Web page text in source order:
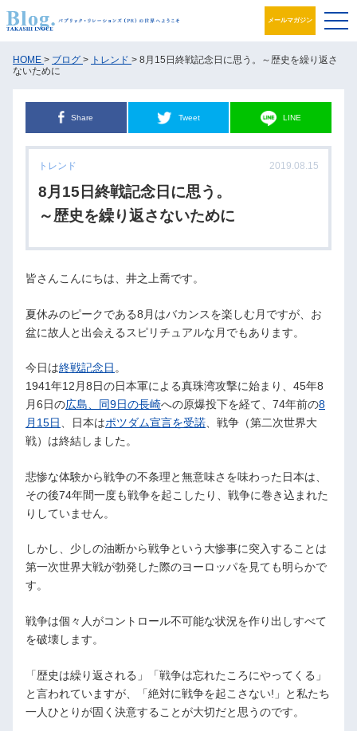
メールマガジン
ブログ
パブリック・リレーションズとは
アカデミック活動
井之上PRグループ
書籍
お問合せ
HOME > ブログ > トレンド > 8月15日終戦記念日に思う。～歴史を繰り返さ
ないために
Share Tweet LINE
トレンド 2019.08.15
8月15日終戦記念日に思う。
～歴史を繰り返さないために
皆さんこんにちは、井之上喬です。
夏休みのピークである8月はバカンスを楽しむ月ですが、お
盆に故人と出会えるスピリチュアルな月でもあります。
今日は終戦記念日 。
1941年12月8日の日本軍による真珠湾攻撃に始まり、45年8
月6日の広島、同9日の長崎への原爆投下を経て、74年前の8
月15日
、日本はポツダム宣言を受諾 、戦争（第二次世界大
戦）は終結しました。
悲惨な体験から戦争の不条理と無意味さを味わった日本は、
その後74年間一度も戦争を起こしたり、戦争に巻き込まれた
りしていません。
しかし、少しの油断から戦争という大惨事に突入することは
第一次世界大戦が勃発した際のヨーロッパを見ても明らかで
す。
戦争は個々人がコントロール不可能な状況を作り出しすべて
を破壊します。
「歴史は繰り返される」「戦争は忘れたころにやってくる」
と言われていますが、「絶対に戦争を起こさない!」と私たち
一人ひとりが固く決意することが大切だと思うのです。